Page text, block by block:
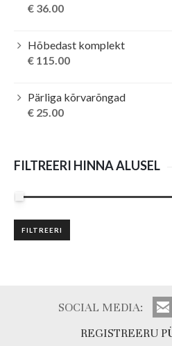
€ 36.00
Hõbedast komplekt
€ 115.00
Pärliga kõrvarõngad
€ 25.00
FILTREERI HINNA ALUSEL
Minimaalne
hind
Maksimaalne
hind
FILTREERI
SOCIAL MEDIA:
REGISTREERU